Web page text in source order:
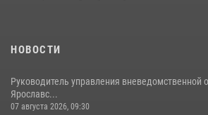
НОВОСТИ
Руководитель управления вневедомственной
Ярославс...
07 августа 2026, 09:30